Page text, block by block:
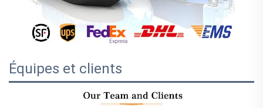
Équipes et clients